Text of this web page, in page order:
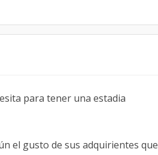
para tener una estadia
el gusto de sus adquirientes que